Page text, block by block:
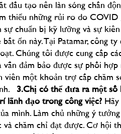
đầu tạo nên làn sóng chấn
thiểu những rủi ro do COVID
chuẩn bị kỹ lưỡng và sự
ổn này. Tại Patamar, công
Chúng tôi được cung cấp
đảm bảo được sự phối
viên một khoản trợ cấp chăm
3.Chị có thể đưa ra một số
lãnh đạo trong công việc?
mình. Làm chủ những ý
và chăm chỉ đạt được. Cơ hội